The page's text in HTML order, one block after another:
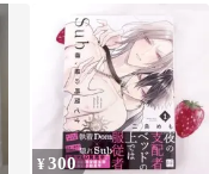
¥300